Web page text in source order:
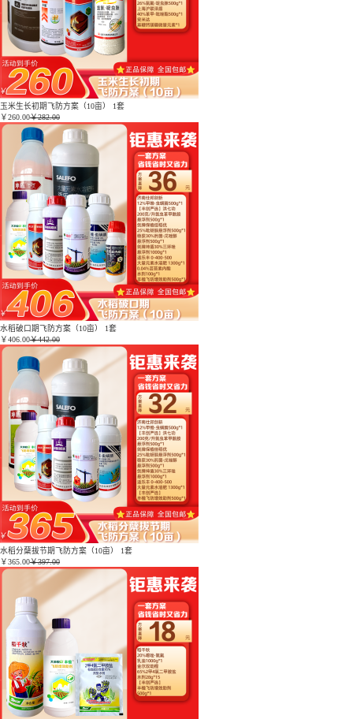
玉米生长初期飞防方案（10亩） 1套
￥260.00￥282.00
水稻破口期飞防方案（10亩） 1套
￥406.00￥442.00
水稻分蘖拔节期飞防方案（10亩） 1套
￥365.00￥397.00